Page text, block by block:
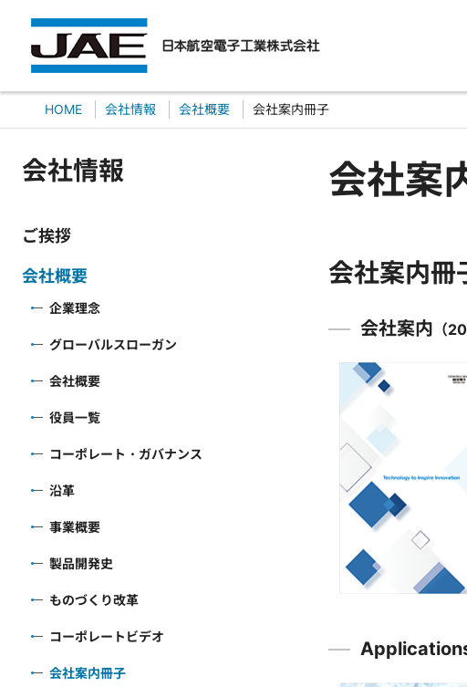
HOME 会社情報 会社概要 会社案内冊子
会社情報
ご挨拶
会社概要
企業理念
グローバルスローガン
会社概要
役員一覧
コーポレート・ガバナンス
沿革
事業概要
製品開発史
ものづくり改革
コーポレートビデオ
会社案内冊子
会社案
会社案内冊
会社案内 （